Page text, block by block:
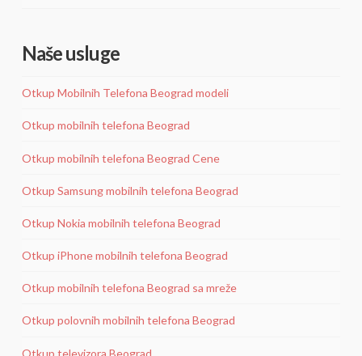
Naše usluge
Otkup Mobilnih Telefona Beograd modeli
Otkup mobilnih telefona Beograd
Otkup mobilnih telefona Beograd Cene
Otkup Samsung mobilnih telefona Beograd
Otkup Nokia mobilnih telefona Beograd
Otkup iPhone mobilnih telefona Beograd
Otkup mobilnih telefona Beograd sa mreže
Otkup polovnih mobilnih telefona Beograd
Otkup televizora Beograd